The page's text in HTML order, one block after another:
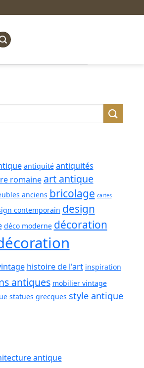
antiquité antiquités
romaine art antique
anciens bricolage cartes
contemporain design
déco moderne décoration
histoire de l'art inspiration
antiques mobilier vintage
statues grecques style antique
antique